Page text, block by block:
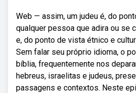
Web — assim, um judeu é, do
qualquer pessoa que adira ou se
e, do ponto de vista étnico e
Sem falar seu próprio idioma, o
bíblia, frequentemente nos
hebreus, israelitas e judeus,
passagens e contextos. Neste